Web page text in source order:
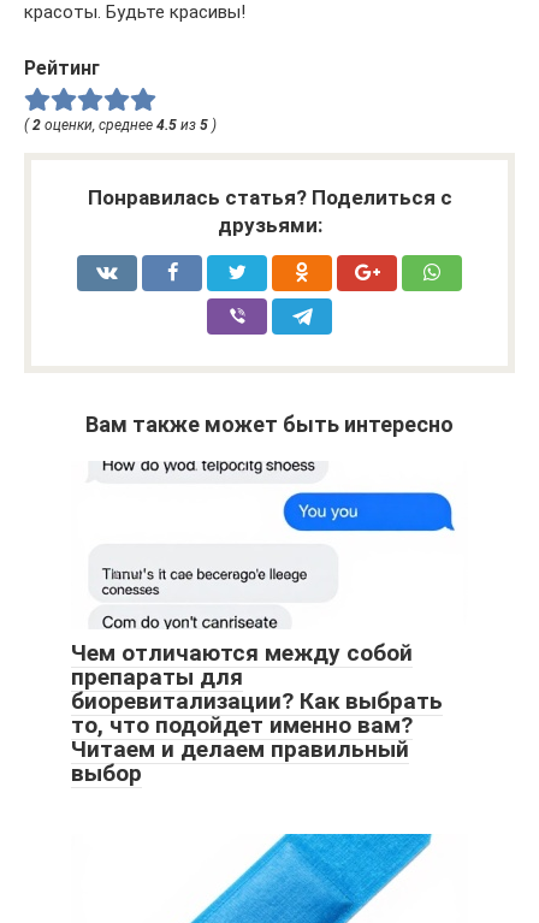
красоты. Будьте красивы!
Рейтинг
(2 оценки, среднее 4.5 из 5 )
Понравилась статья? Поделиться с
друзьями:
Вам также может быть интересно
Чем отличаются между собой
препараты для
биоревитализации? Как выбрать
то, что подойдет именно вам?
Читаем и делаем правильный
выбор